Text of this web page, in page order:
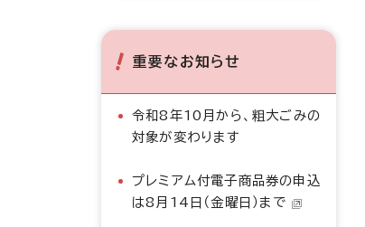
重要なお知らせ
令和8年10月から、粗大ごみの
対象が変わります
プレミアム付電子商品券の申込
は8月14日（金曜日）まで